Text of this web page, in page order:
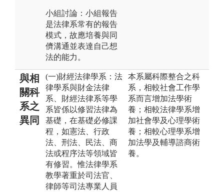
小組討論：小組報告
是法律系常有的報告
模式，故應培養與同
儕溝通並表達自己想
法的能力。
與相
關科
系之
異同
(一)財經法律學系：法
律學系與財金法律
系、財經法律系等學
系皆係以修習法律為
基礎，在基礎必修課
程，如憲法、行政
法、刑法、民法、商
法或程序法等領域皆
有修習。惟法律學系
教學著重於司法官、
律師等司法專業人員
本系屬科際整合之科
系，相較社會工作學
系而言增加法學術
養；相較法律學系增
加社會學及心理學術
養；相較心理學系增
加法學及輔導諮商術
養。